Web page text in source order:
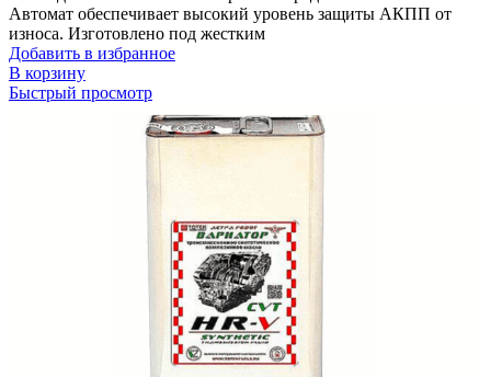
Автомат обеспечивает высокий уровень защиты АКПП от
износа. Изготовлено под жестким
Добавить в избранное
В корзину
Быстрый просмотр